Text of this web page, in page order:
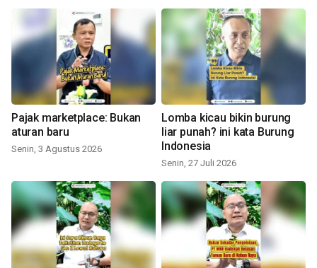
Pajak marketplace: Bukan
aturan baru
Senin, 3 Agustus 2026
Lomba kicau bikin burung
liar punah? ini kata Burung
Indonesia
Senin, 27 Juli 2026